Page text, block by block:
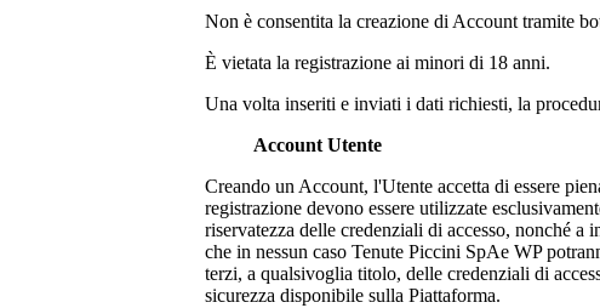
Non è consentita la creazione di Account tramite
È vietata la registrazione ai minori di 18 anni.
Una volta inseriti e inviati i dati richiesti, la
Account Utente
Creando un Account, l'Utente accetta di essere
registrazione devono essere utilizzate
riservatezza delle credenziali di accesso, nonché a
che in nessun casoTenute Piccini SpAe WP
terzi, a qualsivoglia titolo, delle credenziali di
sicurezza disponibile sulla Piattaforma.